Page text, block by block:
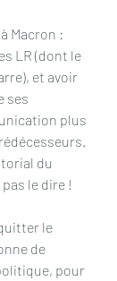
Macron :
LR (dont le
et avoir
ses
plus
du
le dire !
le
de
pour